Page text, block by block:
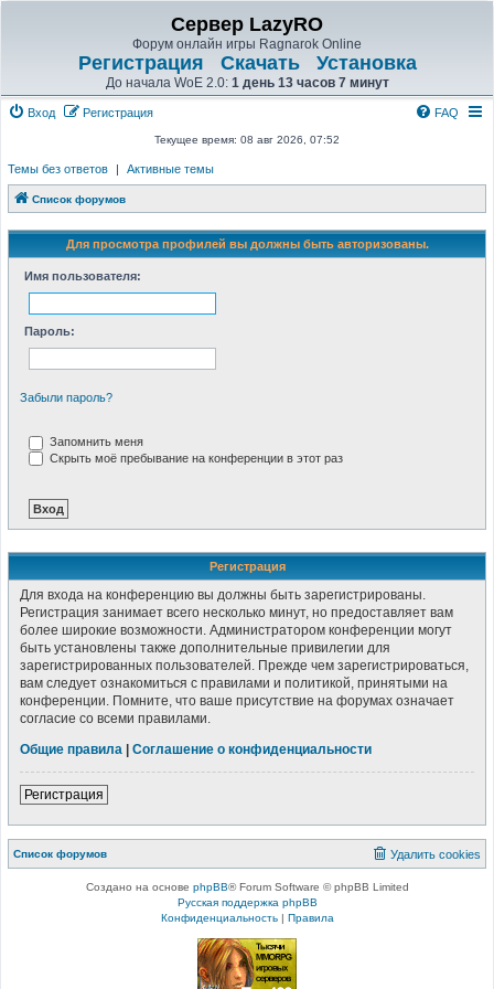
Сервер LazyRO
Форум онлайн игры Ragnarok Online
Регистрация Скачать Установка
До начала WoE 2.0: 1 день 13 часов 7 минут
Вход Регистрация FAQ
Текущее время: 08 авг 2026, 07:52
Темы без ответов | Активные темы
Список форумов
Для просмотра профилей вы должны быть авторизованы.
Имя пользователя:
Пароль:
Забыли пароль?
Запомнить меня
Скрыть моё пребывание на конференции в этот раз
Регистрация
Для входа на конференцию вы должны быть зарегистрированы.
Регистрация занимает всего несколько минут, но предоставляет вам
более широкие возможности. Администратором конференции могут
быть установлены также дополнительные привилегии для
зарегистрированных пользователей. Прежде чем зарегистрироваться,
вам следует ознакомиться с правилами и политикой, принятыми на
конференции. Помните, что ваше присутствие на форумах означает
согласие со всеми правилами.
Общие правила
Соглашение о конфиденциальности
Регистрация
Список форумов Удалить cookies
Создано на основе phpBB® Forum Software © phpBB Limited
Русская поддержка phpBB
Конфиденциальность| Правила